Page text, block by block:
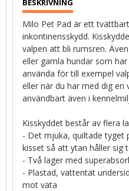
Milo Pet Pad är ett
inkontinensskydd.
valpen att bli rumsren.
eller gamla hundar som
använda för till exempel
eller när du har med dig en
användbart även i
Kisskyddet består av flera
- Det mjuka, quiltade tyget
kisset så att ytan håller sig
- Två lager med
- Plastad, vattentät
mot väta